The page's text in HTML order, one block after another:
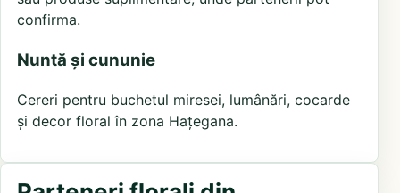
confirma.
Nuntă și cununie
Cereri pentru buchetul miresei, lumânări, cocarde
și decor floral în zona Hațegana.